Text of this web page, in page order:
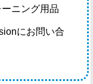
ニング用品
にお問い合